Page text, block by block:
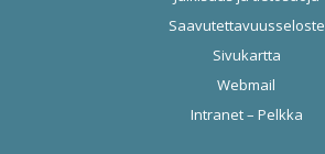
Saavutettavuusseloste
Sivukartta
Webmail
Intranet – Pelkka